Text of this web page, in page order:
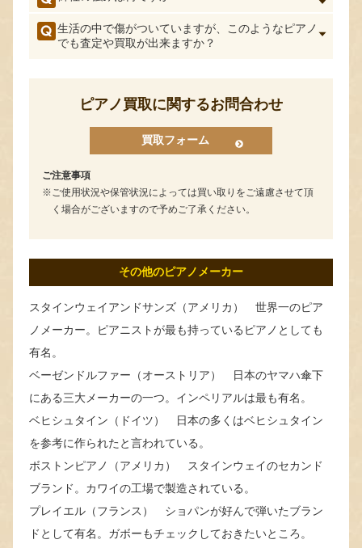
生活の中で傷がついていますが、このようなピアノ
でも査定や買取が出来ますか？
ピアノ買取に関するお問合わせ
買取フォーム
ご注意事項
ご使用状況や保管状況によっては買い取りをご遠慮させて頂
く場合がございますので予めご了承ください。
その他のピアノメーカー
スタインウェイアンドサンズ（アメリカ） 世界一のピア
ノメーカー。ピアニストが最も持っているピアノとしても
有名。
ベーゼンドルファー（オーストリア） 日本のヤマハ傘下
にある三大メーカーの一つ。インペリアルは最も有名。
ベヒシュタイン（ドイツ） 日本の多くはベヒシュタイン
を参考に作られたと言われている。
ボストンピアノ（アメリカ） スタインウェイのセカンド
ブランド。カワイの工場で製造されている。
プレイエル（フランス） ショパンが好んで弾いたブラン
ドとして有名。ガボーもチェックしておきたいところ。